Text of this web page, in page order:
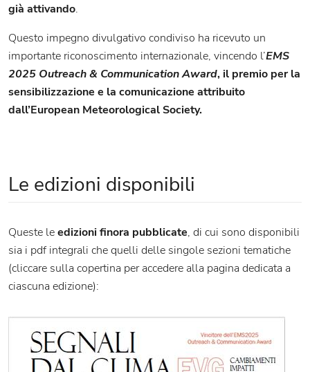
già attivando.
Questo impegno divulgativo condiviso ha ricevuto un
importante riconoscimento internazionale, vincendo l’EMS
2025 Outreach & Communication Award, il premio per la
sensibilizzazione e la comunicazione attribuito
dall’European Meteorological Society.
Le edizioni disponibili
Queste leedizioni finora pubblicate, di cui sono disponibili
sia i pdf integrali che quelli delle singole sezioni tematiche
(cliccare sulla copertina per accedere alla pagina dedicata a
ciascuna edizione):